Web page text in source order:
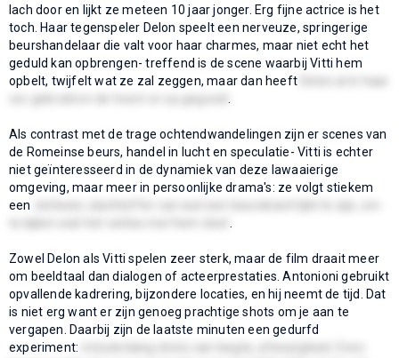
lach door en lijkt ze meteen 10 jaar jonger. Erg fijne actrice is het
toch. Haar tegenspeler Delon speelt een nerveuze, springerige
beurshandelaar die valt voor haar charmes, maar niet echt het
geduld kan opbrengen- treffend is de scene waarbij Vitti hem
opbelt, twijfelt wat ze zal zeggen, maar dan heeft
Als contrast met de trage ochtendwandelingen zijn er scenes van
de Romeinse beurs, handel in lucht en speculatie- Vitti is echter
niet geïnteresseerd in de dynamiek van deze lawaaierige
omgeving, maar meer in persoonlijke drama's: ze volgt stiekem
een
Zowel Delon als Vitti spelen zeer sterk, maar de film draait meer
om beeldtaal dan dialogen of acteerprestaties. Antonioni gebruikt
opvallende kadrering, bijzondere locaties, en hij neemt de tijd. Dat
is niet erg want er zijn genoeg prachtige shots om je aan te
vergapen. Daarbij zijn de laatste minuten een gedurfd
experiment: